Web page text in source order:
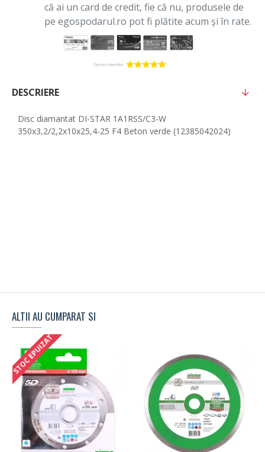
că ai un card de credit, fie că nu, produsele de
pe egospodarul.ro pot fi plătite acum și în rate.
DESCRIERE
Disc diamantat DI-STAR 1A1RSS/C3-W
350x3,2/2,2x10x25,4-25 F4 Beton verde (12385042024)
ALTII AU CUMPARAT SI
STOC EPUIZAT